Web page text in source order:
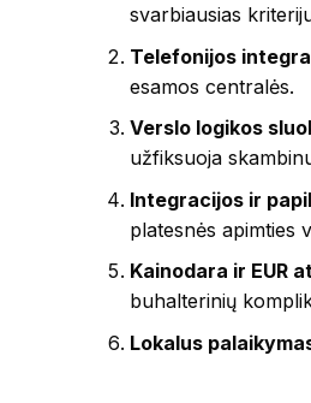
svarbiausias
Telefonijos
esamos centralės.
Verslo logikos
užfiksuoja
Integracijos ir
platesnės apimties
Kainodara ir EUR
buhalterinių
Lokalus